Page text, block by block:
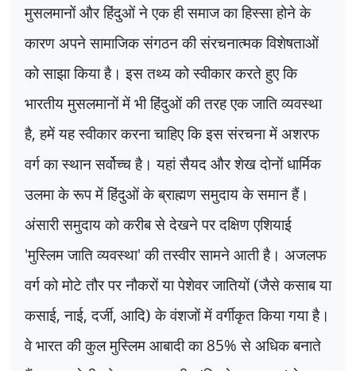
मुसलमानों और हिंदुओं ने एक ही समाज का हिस्सा होने के
कारण अपने सामाजिक संगठन की संरचनात्मक विशेषताओं
को साझा किया है। इस तथ्य को स्वीकार करते हुए कि
भारतीय मुसलमानों में भी हिंदुओं की तरह एक जाति व्यवस्था
है,हमें यह स्वीकार करना चाहिए कि इस संरचना में अशरफ
वर्ग का स्थान सर्वोच्च है। यहां सैयद और शेख दोनों धार्मिक
उलमा के रूप में हिंदुओं के ब्राह्मण समुदाय के समान हैं।
अंसारी समुदाय को करीब से देखने पर दक्षिण एशियाई
'मुस्लिम जाति व्यवस्था'की तस्वीर सामने आती है। अजलफ
वर्ग को मोटे तौर पर नौकरों या पेशेवर जातियों (जैसे कसाब या
कसाई,नाई,दर्जी, आदि) के वंशजों में वर्गीकृत किया गया है।
वे भारत की कुल मुस्लिम आबादी का85%से अधिक बनाते